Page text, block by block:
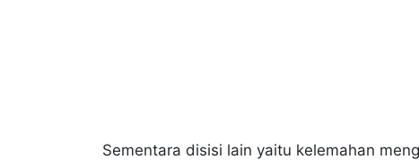
Sementara disisi lain yaitu kelemahan